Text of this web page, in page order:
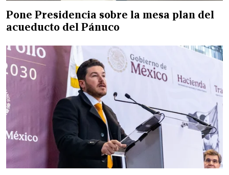
Pone Presidencia sobre la mesa plan del
acueducto del Pánuco